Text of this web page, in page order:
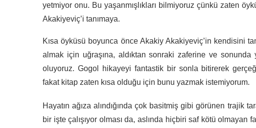
yetmiyor onu. Bu yaşanmışlıkları bilmiyoruz çünkü zaten
Akakiyeviç’i tanımaya.
Kısa öyküsü boyunca önce Akakiy Akakiyeviç’in kendisini
almak için uğraşına, aldıktan sonraki zaferine ve sonunda
oluyoruz. Gogol hikayeyi fantastik bir sonla bitirerek
fakat kitap zaten kısa olduğu için bunu yazmak istemiyorum.
Hayatın ağıza alındığında çok basitmiş gibi görünen trajik
bir işte çalışıyor olması da, aslında hiçbiri saf kötü olmayan